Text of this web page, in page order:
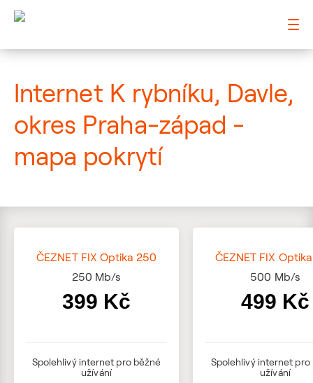
Internet K rybníku, Davle,
okres Praha-západ -
mapa pokrytí
ČEZNET FIX Optika 250
250 Mb/s
399 Kč
Spolehlivý internet pro běžné
užívání
ČEZNET FIX
500 Mb/s
499 Kč
Spolehlivý internet pro
užívání
: Mapa pokrytí ulice